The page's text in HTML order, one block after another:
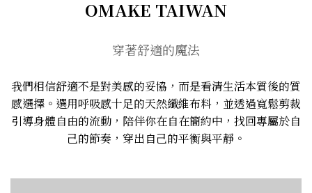
OMAKE TAIWAN
穿著舒適的魔法
我們相信舒適不是對美感的妥協，而是看清生活本質後的質
感選擇。選用呼吸感十足的天然纖維布料，並透過寬鬆剪裁
引導身體自由的流動，陪伴你在自在簡約中，找回專屬於自
己的節奏，穿出自己的平衡與平靜。